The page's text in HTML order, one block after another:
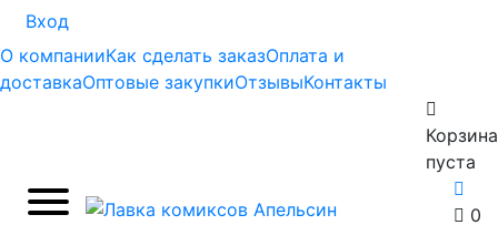
Вход
О компанииКак сделать заказОплата и
доставкаОптовые закупкиОтзывыКонтакты
Корзина
пуста
0